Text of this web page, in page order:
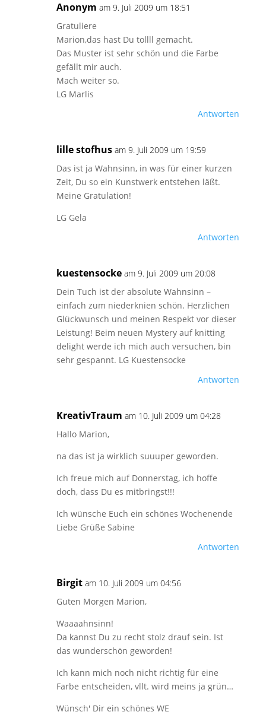
Anonym am 9. Juli 2009 um 18:51
Gratuliere
Marion,das hast Du tollll gemacht.
Das Muster ist sehr schön und die Farbe
gefällt mir auch.
Mach weiter so.
LG Marlis
Antworten
lille stofhus am 9. Juli 2009 um 19:59
Das ist ja Wahnsinn, in was für einer kurzen
Zeit, Du so ein Kunstwerk entstehen läßt.
Meine Gratulation!
LG Gela
Antworten
kuestensocke am 9. Juli 2009 um 20:08
Dein Tuch ist der absolute Wahnsinn –
einfach zum niederknien schön. Herzlichen
Glückwunsch und meinen Respekt vor dieser
Leistung! Beim neuen Mystery auf knitting
delight werde ich mich auch versuchen, bin
sehr gespannt. LG Kuestensocke
Antworten
KreativTraum am 10. Juli 2009 um 04:28
Hallo Marion,
na das ist ja wirklich suuuper geworden.
Ich freue mich auf Donnerstag, ich hoffe
doch, dass Du es mitbringst!!!
Ich wünsche Euch ein schönes Wochenende
Liebe Grüße Sabine
Antworten
Birgit am 10. Juli 2009 um 04:56
Guten Morgen Marion,
Waaaahnsinn!
Da kannst Du zu recht stolz drauf sein. Ist
das wunderschön geworden!
Ich kann mich noch nicht richtig für eine
Farbe entscheiden, vllt. wird meins ja grün…
Wünsch' Dir ein schönes WE